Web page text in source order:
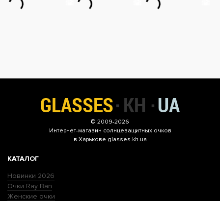
© 2009-2026
Интернет-магазин солнцезащитных очков
в Харькове glasses.kh.ua
КАТАЛОГ
Новинки 2026
Очки Ray Ban
Женские очки